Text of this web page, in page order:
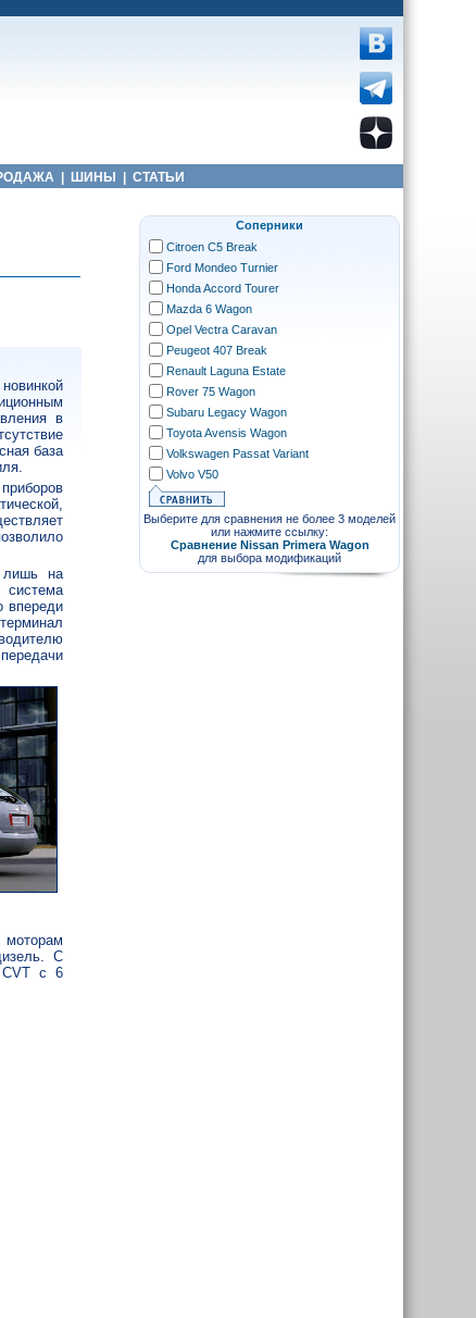
ШИНЫ СТАТЬИ
в
база
лишь на
впереди
С
CVT с 6
Соперники
Citroen C5 Break
Ford Mondeo Turnier
Honda Accord Tourer
Mazda 6 Wagon
Opel Vectra Caravan
Peugeot 407 Break
Renault Laguna Estate
Rover 75 Wagon
Subaru Legacy Wagon
Toyota Avensis Wagon
Volkswagen Passat Variant
Volvo V50
Выберите для сравнения не более 3 моделей
или нажмите ссылку:
Сравнение Nissan Primera Wagon
для выбора модификаций